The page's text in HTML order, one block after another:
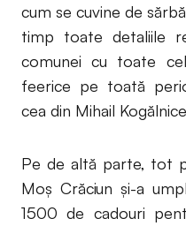
cum se cuvine de
timp toate detaliile
comunei cu toate
feerice pe toată
cea din Mihail
Pe de altă parte, tot
Moș Crăciun și-a
1500 de cadouri